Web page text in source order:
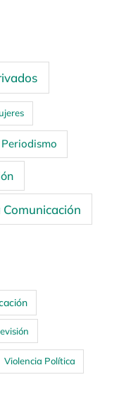
Periodismo
Violencia Política